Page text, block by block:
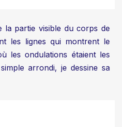
la partie visible du corps de
les lignes qui montrent le
les ondulations étaient les
arrondi, je dessine sa